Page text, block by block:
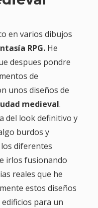
en varios dibujos
RPG.He
despues pondre
de
unos diseños de
medieval.
del look definitivo y
burdos y
diferentes
irlos fusionando
reales que he
estos diseños
para un